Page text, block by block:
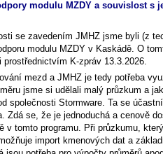
modulu MZDY a souvislost s
se zavedením JMHZ jsme byli (z
modulu MZDY v Kaskádě. O
prostřednictvím K-zpráv 13.3.2026.
mezd a JMHZ je tedy potřeba
jsme si udělali malý průzkum a
společnosti Stormware. Ta se
Zdá se, že je jednoduchá a cenově
v tomto programu. Při průzkumu,
import kmenových dat a